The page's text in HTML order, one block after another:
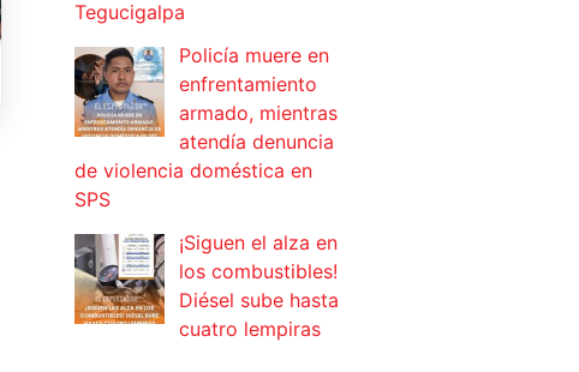
Tegucigalpa
Policía muere en
enfrentamiento
armado, mientras
atendía denuncia
de violencia doméstica en
SPS
¡Siguen el alza en
los combustibles!
Diésel sube hasta
cuatro lempiras